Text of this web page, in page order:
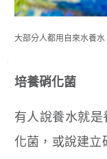
大部分人都用自來水養
培養硝化菌
有人說養水就
化菌，或說建立